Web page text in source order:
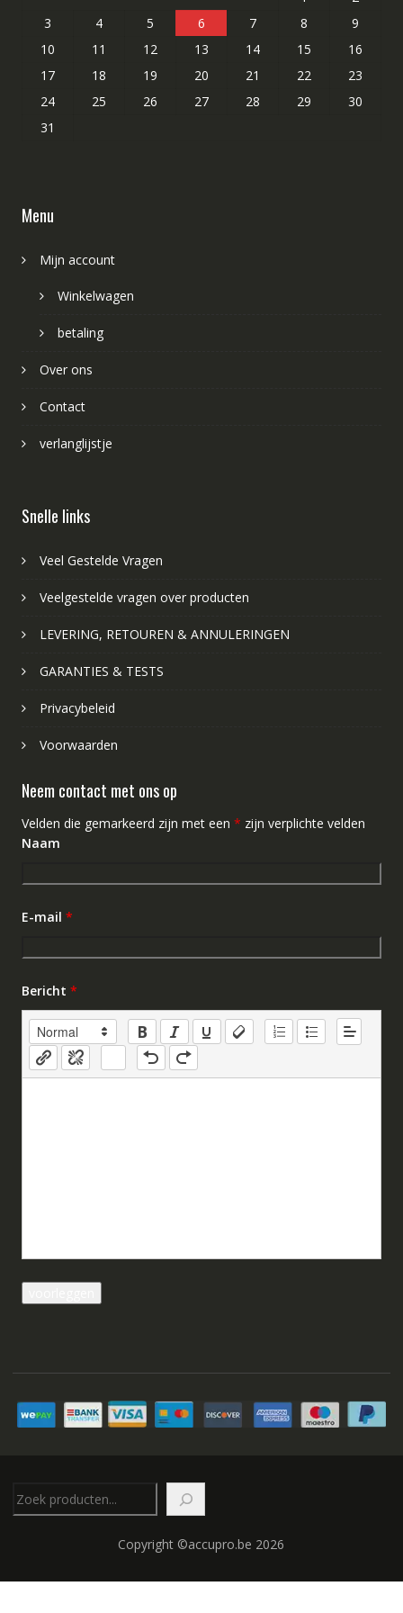
3
4 5 6 7 8
9
10
11 12 13 14 15
16
17
18 19 20 21 22
23
24
25 26 27 28 29
30
31
Menu
Mijn account
Winkelwagen
betaling
Over ons
Contact
verlanglijstje
Snelle links
Veel Gestelde Vragen
Veelgestelde vragen over producten
LEVERING, RETOUREN & ANNULERINGEN
GARANTIES & TESTS
Privacybeleid
Voorwaarden
Neem contact met ons op
Velden die gemarkeerd zijn met een * zijn verplichte velden
Naam
E-mail *
Bericht *
Copyright ©accupro.be 2026